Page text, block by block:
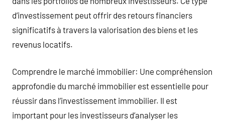
d’investissement peut offrir des retours financiers
significatifs à travers la valorisation des biens et les
revenus locatifs.
Comprendre le marché immobilier: Une compréhension
approfondie du marché immobilier est essentielle pour
réussir dans l’investissement immobilier. Il est
important pour les investisseurs d’analyser les